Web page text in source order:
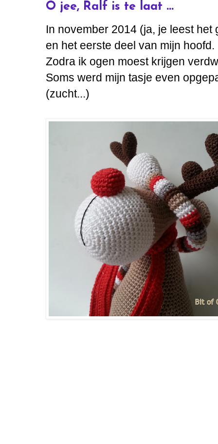
O jee, Ralf is te laat ...
In november 2014 (ja, je leest
en het eerste deel van mijn hoofd.
Zodra ik ogen moest krijgen
Soms werd mijn tasje even
(zucht...)